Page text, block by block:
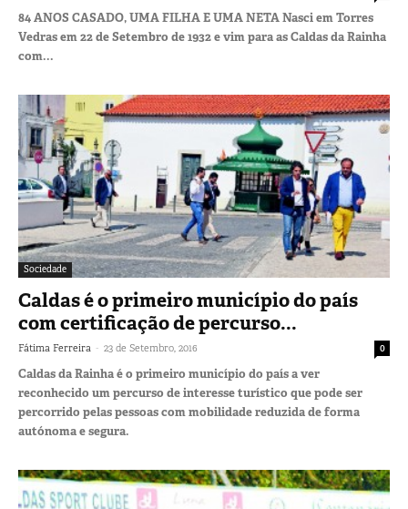
84 ANOS CASADO, UMA FILHA E UMA NETA Nasci em Torres
Vedras em 22 de Setembro de 1932 e vim para as Caldas da Rainha
com...
Sociedade
Caldas é o primeiro município do país
com certificação de percurso...
Fátima Ferreira - 23 de Setembro, 2016 0
Caldas da Rainha é o primeiro município do país a ver
reconhecido um percurso de interesse turístico que pode ser
percorrido pelas pessoas com mobilidade reduzida de forma
autónoma e segura.